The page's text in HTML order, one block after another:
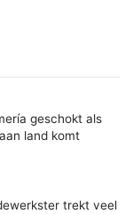
geschokt als
land komt
trekt veel